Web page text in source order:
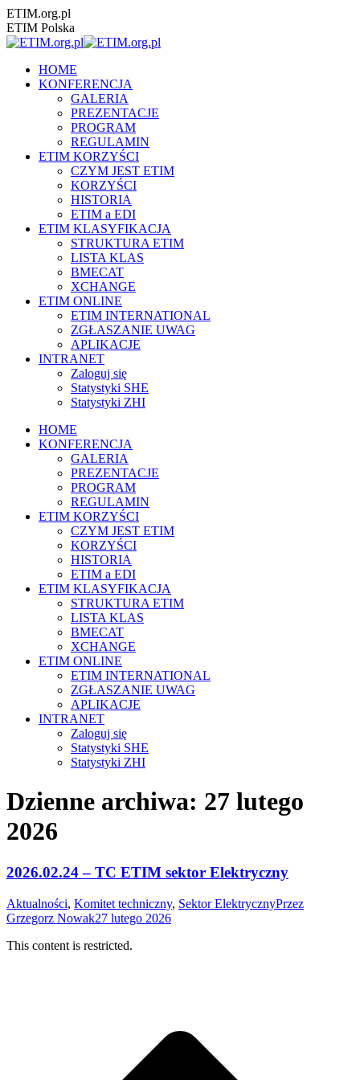
Przewiń
do
zawartości
ETIM.org.pl
ETIM Polska
HOME
KONFERENCJA
GALERIA
PREZENTACJE
PROGRAM
REGULAMIN
ETIM KORZYŚCI
CZYM JEST ETIM
KORZYŚCI
HISTORIA
ETIM a EDI
ETIM KLASYFIKACJA
STRUKTURA ETIM
LISTA KLAS
BMECAT
XCHANGE
ETIM ONLINE
ETIM INTERNATIONAL
ZGŁASZANIE UWAG
APLIKACJE
INTRANET
Zaloguj się
Statystyki SHE
Statystyki ZHI
HOME
KONFERENCJA
GALERIA
PREZENTACJE
PROGRAM
REGULAMIN
ETIM KORZYŚCI
CZYM JEST ETIM
KORZYŚCI
HISTORIA
ETIM a EDI
ETIM KLASYFIKACJA
STRUKTURA ETIM
LISTA KLAS
BMECAT
XCHANGE
ETIM ONLINE
ETIM INTERNATIONAL
ZGŁASZANIE UWAG
APLIKACJE
INTRANET
Zaloguj się
Statystyki SHE
Statystyki ZHI
Dzienne archiwa: 27 lutego
2026
2026.02.24 – TC ETIM sektor Elektryczny
Aktualności, Komitet techniczny, Sektor ElektrycznyPrzez
Grzegorz Nowak27 lutego 2026
This content is restricted.